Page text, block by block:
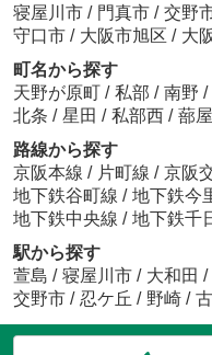
寝屋川市 / 門真市 / 交野
守口市 / 大阪市旭区 / 大
町名から探す
天野が原町 / 私部 / 南野 /
北条 / 星田 / 私部西 / 蔀
路線から探す
京阪本線 / 片町線 / 京阪
地下鉄谷町線 / 地下鉄今
地下鉄中央線 / 地下鉄千
駅から探す
萱島 / 寝屋川市 / 大和田 /
交野市 / 忍ケ丘 / 野崎 /